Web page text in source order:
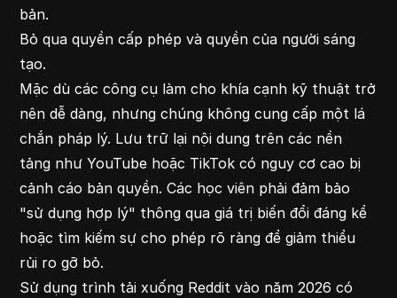
bản.
Bỏ qua quyền cấp phép và quyền của người sáng
tạo.
Mặc dù các công cụ làm cho khía cạnh kỹ thuật trở
nên dễ dàng, nhưng chúng không cung cấp một lá
chắn pháp lý. Lưu trữ lại nội dung trên các nền
tảng như YouTube hoặc TikTok có nguy cơ cao bị
cảnh cáo bản quyền. Các học viên phải đảm bảo
"sử dụng hợp lý" thông qua giá trị biến đổi đáng kể
hoặc tìm kiếm sự cho phép rõ ràng để giảm thiểu
rủi ro gỡ bỏ.
Sử dụng trình tải xuống Reddit vào năm 2026 có